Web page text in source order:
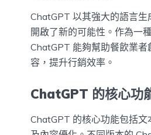
ChatGPT 以其強大的語言生
開啟了新的可能性。作為一
ChatGPT 能夠幫助餐飲業者
容，提升行銷效率。
ChatGPT 的核心功
ChatGPT 的核心功能包括